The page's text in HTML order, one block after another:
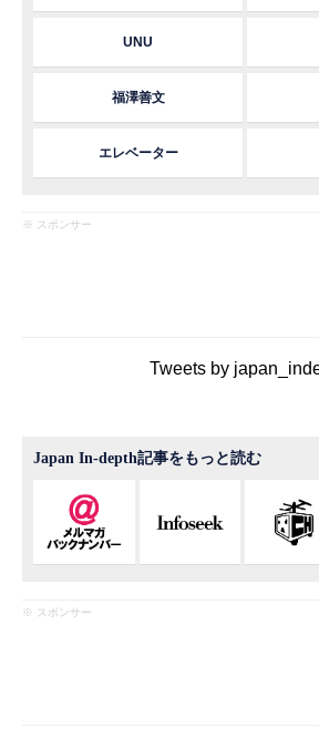
UNU
福澤善文
エレベーター
※ スポンサー
Tweets by
Japan In-depth記事をもっと読む
※ スポンサー